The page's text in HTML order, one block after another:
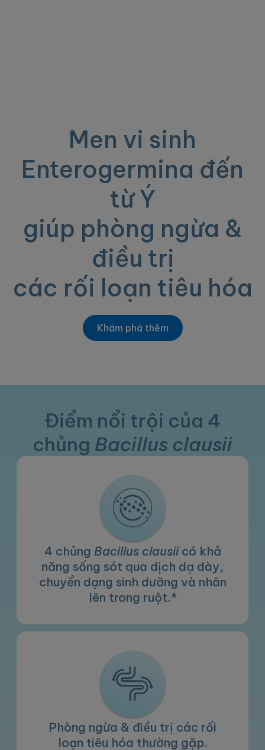
Men vi sinh
Enterogermina đến
từ Ý
giúp phòng ngừa &
điều trị
các rối loạn tiêu hóa
Khám phá thêm
Điểm nổi trội của 4
chủng Bacillus clausii
4 chủng Bacillus clausiicó khả
năng sống sót qua dịch dạ dày,
chuyển dạng sinh dưỡng và nhân
lên trong ruột.*
Phòng ngừa & điều trị các rối
loạn tiêu hóa thường gặp.